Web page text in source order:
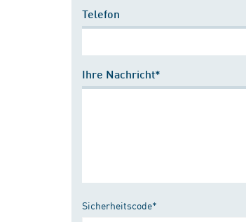
Telefon
Ihre Nachricht*
Sicherheitscode*